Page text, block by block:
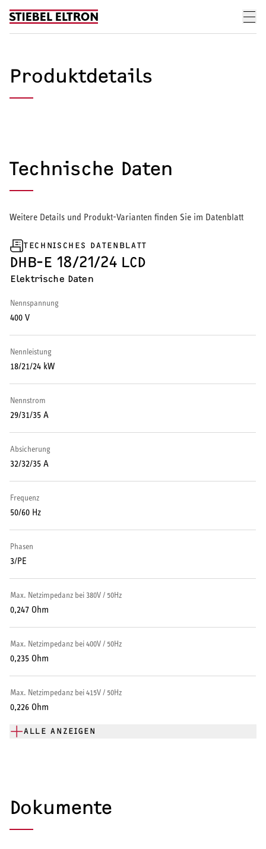
HEIZEN UND KÜHLEN
Wärmepumpen
Puffer- und Trinkwarmwasserspeicher
Regelung / Energiemanagement
Nachtspeicherheizung
Durchlauferhitzer
Warmwasser-Wärmepumpen
Wohnungsstationen
Kochendwassergeräte
LÜFTEN
Produktdetails
Technische Daten
Weitere Details und Produkt-Varianten finden Sie im Datenblatt
TECHNISCHES DATENBLATT
DHB-E 18/21/24 LCD
Elektrische Daten
Nennspannung
400 V
Nennleistung
18/21/24 kW
Nennstrom
29/31/35 A
Absicherung
32/32/35 A
Frequenz
50/60 Hz
Phasen
3/PE
Max. Netzimpedanz bei 380V / 50Hz
0,247 Ohm
Max. Netzimpedanz bei 400V / 50Hz
0,235 Ohm
Max. Netzimpedanz bei 415V / 50Hz
0,226 Ohm
ALLE ANZEIGEN
Dokumente